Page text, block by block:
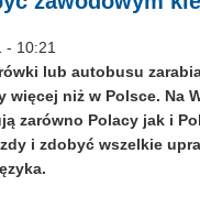
- 10:21
lub autobusu
więcej niż w Polsce. Na
zarówno Polacy jak i
i zdobyć wszelkie